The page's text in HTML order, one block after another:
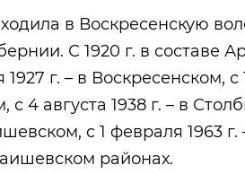
в Воскресенскую
С 1920 г. в составе
г. – в Воскресенском, с
с 4 августа 1938 г. – в
с 1 февраля 1963
районах.